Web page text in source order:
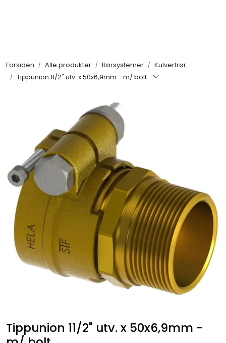
Forsiden Alle produkter Rørsystemer
Kulvertrør
Tippunion 11/2" utv. x 50x6,9mm - m/ bolt
Tippunion 11/2" utv. x 50x6,9mm -
KAMPANJER
Søk om proffkundekonto
Reservedeler
Outlet
Be om tilbud